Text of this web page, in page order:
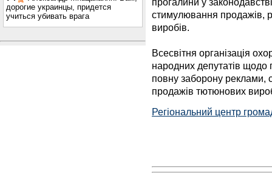
дорогие украинцы, придется
учиться убивать врага
стимулювання продажів,
виробів.
Всесвітня організація
народних депутатів
повну заборону реклами,
продажів тютюнових
Регіональний центр